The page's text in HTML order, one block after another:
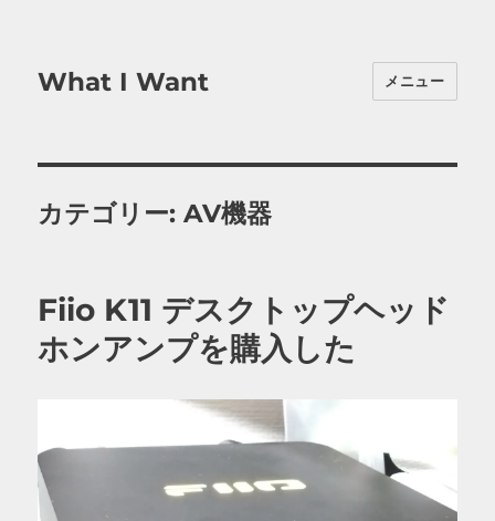
What I Want メニュー
カテゴリー:AV機器
Fiio K11 デスクトップヘッド
ホンアンプを購入した